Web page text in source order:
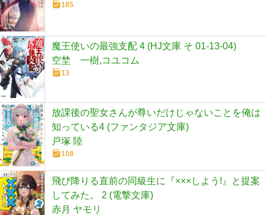
185
魔王使いの最強支配 4 (HJ文庫 そ 01-13-04)
空埜 一樹,コユコム
13
放課後の聖女さんが尊いだけじゃないことを俺は
知っている4 (ファンタジア文庫)
戸塚 陸
108
飛び降りる直前の同級生に『×××しよう!』と提案
してみた。 2 (電撃文庫)
赤月 ヤモリ